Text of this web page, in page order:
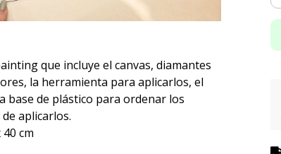
que incluye el canvas, diamantes
la herramienta para aplicarlos, el
base de plástico para ordenar los
aplicarlos.
cm